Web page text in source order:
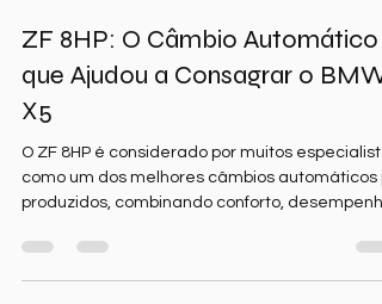
15 de jun.
2 min de leitura
ZF 8HP: O Câmbio Automático
que Ajudou a Consagrar o BMW
X5
O ZF 8HP é considerado por muitos